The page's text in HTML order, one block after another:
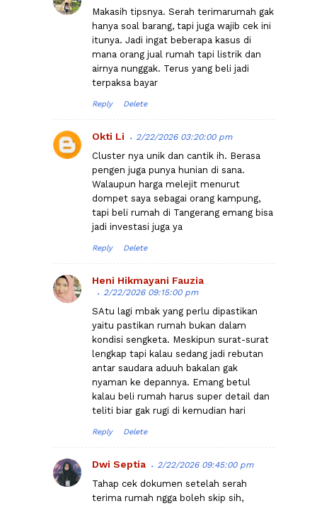
Makasih tipsnya. Serah terimarumah gak
hanya soal barang, tapi juga wajib cek ini
itunya. Jadi ingat beberapa kasus di
mana orang jual rumah tapi listrik dan
airnya nunggak. Terus yang beli jadi
terpaksa bayar
Reply Delete
Okti Li 2/22/2026 03:20:00 pm
Cluster nya unik dan cantik ih. Berasa
pengen juga punya hunian di sana.
Walaupun harga melejit menurut
dompet saya sebagai orang kampung,
tapi beli rumah di Tangerang emang bisa
jadi investasi juga ya
Reply Delete
Heni Hikmayani Fauzia
2/22/2026 09:15:00 pm
SAtu lagi mbak yang perlu dipastikan
yaitu pastikan rumah bukan dalam
kondisi sengketa. Meskipun surat-surat
lengkap tapi kalau sedang jadi rebutan
antar saudara aduuh bakalan gak
nyaman ke depannya. Emang betul
kalau beli rumah harus super detail dan
teliti biar gak rugi di kemudian hari
Reply Delete
Dwi Septia 2/22/2026 09:45:00 pm
Tahap cek dokumen setelah serah
terima rumah ngga boleh skip sih,